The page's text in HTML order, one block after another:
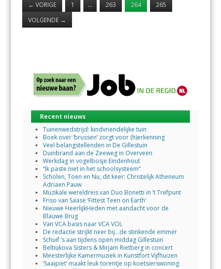
← VORIGE 1 … 263 264
265
VOLGENDE →
Recent nieuws
Tuinenwedstrijd: kindvriendelijke tuin
Boek over ‘brussen’ zorgt voor (h)erkenning
Veel belangstellenden in De Gillestuin
Duinbrand aan de Zeeweg in Overveen
Werkdag in vogelbosje Eindenhout
“Ik paste niet in het schoolsysteem”
Scholen, Toen en Nu, dit keer: Christelijk Atheneum
Adriaen Pauw
Muzikale wereldreis van Duo Bonetti in ’t Trefpunt
Friso van Saase ‘Fittest Teen on Earth’
Nieuwe HeerlijkHeden met aandacht voor de
Blauwe Brug
Van VCA basis naar VCA VOL
De redactie strijkt neer bij…de stinkende emmer
Schuif ’s aan tijdens open middag Gillestuin
Beltiukova Sisters & Mirjam Rietberg in concert
Meesterlijke Kamermuziek in Kunstfort Vijfhuizen
‘Saaipiet’ maakt leuk torentje op koetsierswoning